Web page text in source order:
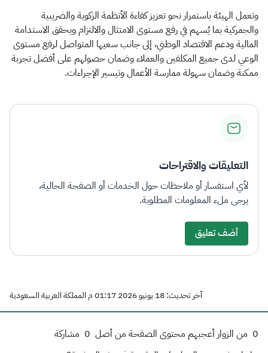
وتعمل الهيئة باستمرار نحو تعزيز كفاءة الأنظمة الزكوية والضريبية
والجمركية بما يُسهم في رفع مستوى الامتثال والالتزام ويحقق الاستدامة
المالية ودعم الاقتصاد الوطني، إلى جانب سعيها المتواصل لرفع مستوى
الوعي لدى جميع المكلفين والعملاء وضمان حصولهم على أفضل تجربة
ممكنة وضمان سهولة ممارسة الأعمال وتيسير الإجراءات.​
التعليقات والاقتراحات
لأي استفسار أو ملاحظات حول الخدمات أو الصفحة الحالية،
يرجى ملء المعلومات المطلوبة.
أضف تعليق
آخر تحديث: 18 يونيو 2026 01:17 م المملكة العربية السعودية
0 من الزوار أعجبهم محتوى الصفحة من أصل 0 مشاركة